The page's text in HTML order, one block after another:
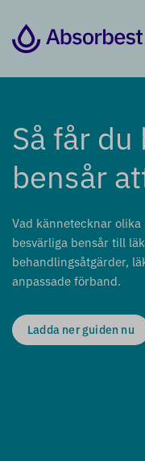
Så får
bensår
Vad kännetecknar
besvärliga bensår till
behandlingsåtgärder,
anpassade förband.
Ladda ner guiden nu